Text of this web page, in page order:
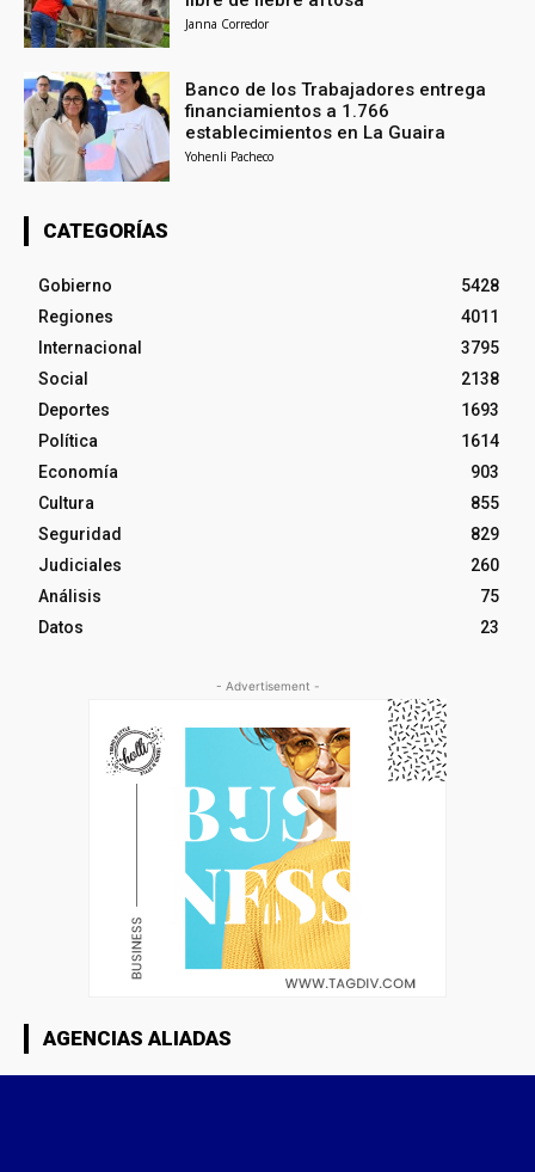
Janna Corredor
Banco de los Trabajadores entrega
financiamientos a 1.766
establecimientos en La Guaira
Yohenli Pacheco
CATEGORÍAS
Gobierno
5428
Regiones
4011
Internacional
3795
Social
2138
Deportes
1693
Política
1614
Economía
903
Cultura
855
Seguridad
829
Judiciales
260
Análisis
75
Datos
23
- Advertisement -
AGENCIAS ALIADAS